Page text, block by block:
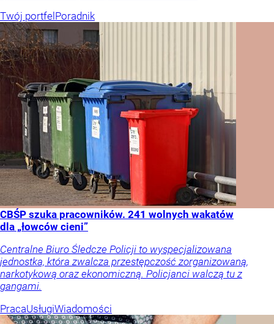
Twój portfelPoradnik
CBŚP szuka pracowników. 241 wolnych wakatów
dla „łowców cieni”
Centralne Biuro Śledcze Policji to wyspecjalizowana
jednostka, która zwalcza przestępczość zorganizowaną,
narkotykową oraz ekonomiczną. Policjanci walczą tu z
gangami.
PracaUsługiWiadomości